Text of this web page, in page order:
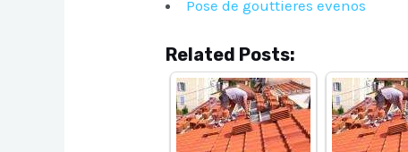
Pose de gouttieres evenos
Related Posts: